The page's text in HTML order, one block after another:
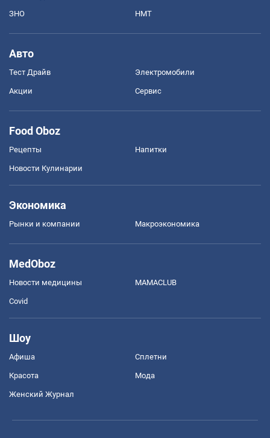
ЗНО НМТ
Авто
Тест Драйв Электромобили
Акции Сервис
Food Oboz
Рецепты Напитки
Новости Кулинарии
Экономика
Рынки и компании Mакроэкономика
MedOboz
Новости медицины MAMACLUB
Covid
Шоу
Афиша Сплетни
Красота Мода
Женский Журнал